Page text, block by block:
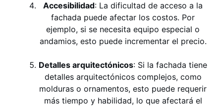
Accesibilidad: La dificultad de acceso a la
fachada puede afectar los costos. Por
ejemplo, si se necesita equipo especial o
andamios, esto puede incrementar el precio.
Detalles arquitectónicos: Si la fachada tiene
detalles arquitectónicos complejos, como
molduras o ornamentos, esto puede requerir
más tiempo y habilidad, lo que afectará el